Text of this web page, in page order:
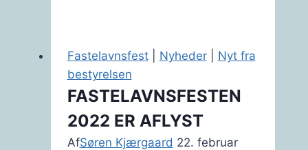
kalenderen
2022
Fastelavnsfest| Nyheder| Nyt fra
bestyrelsen
FASTELAVNSFESTEN
2022 ER AFLYST
AfSøren Kjærgaard 22. februar